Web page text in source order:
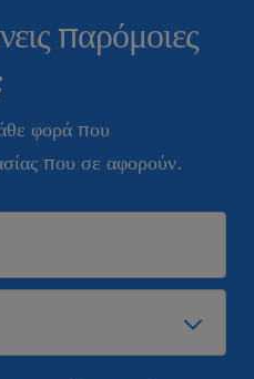
παρόμοιες
φορά που
που σε αφορούν.